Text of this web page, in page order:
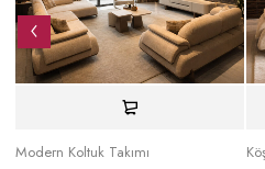
Modern Koltuk Takımı